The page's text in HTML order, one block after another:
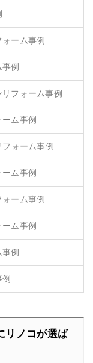
ーム事例
例
フォーム事例
ム事例
ォーム事例
ム事例
ーム事例
ム事例
例
リノコが選ば